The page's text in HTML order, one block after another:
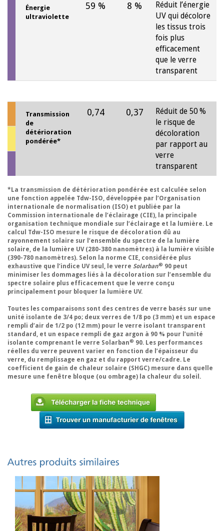
Énergie
ultraviolette
59 % 8 %
Réduit l’énergie
UV qui décolore
les tissus trois
fois plus
efficacement
que le verre
transparent
Transmission
de
détérioration
pondérée*
0,74 0,37
Réduit de 50 %
le risque de
décoloration
par rapport au
verre
transparent
*La transmission de détérioration pondérée est calculée selon
une fonction appelée Tdw-ISO, développée par l’Organisation
internationale de normalisation (ISO) et publiée par la
Commission internationale de l’éclairage (CIE), la principale
organisation technique mondiale sur l’éclairage et la lumière. Le
calcul Tdw-ISO mesure le risque de décoloration dû au
rayonnement solaire sur l’ensemble du spectre de la lumière
solaire, de la lumière UV (280-380 nanomètres) à la lumière visible
(390-780 nanomètres). Selon la norme CIE, considérée plus
exhaustive que l’indice UV seul, le verre Solarban® 90 peut
minimiser les dommages liés à la décoloration sur l’ensemble du
spectre solaire plus efficacement que le verre conçu
principalement pour bloquer la lumière UV.
Toutes les comparaisons sont des centres de verre basés sur une
unité isolante de 3/4 po; deux verres de 1/8 po (3 mm) et un espace
rempli d’air de 1/2 po (12 mm) pour le verre isolant transparent
standard, et un espace rempli de gaz argon à 90 % pour l’unité
isolante comprenant le verre Solarban® 90. Les performances
réelles du verre peuvent varier en fonction de l’épaisseur du
verre, du remplissage en gaz et du rapport verre/cadre. Le
coefficient de gain de chaleur solaire (SHGC) mesure dans quelle
mesure une fenêtre bloque (ou ombrage) la chaleur du soleil.